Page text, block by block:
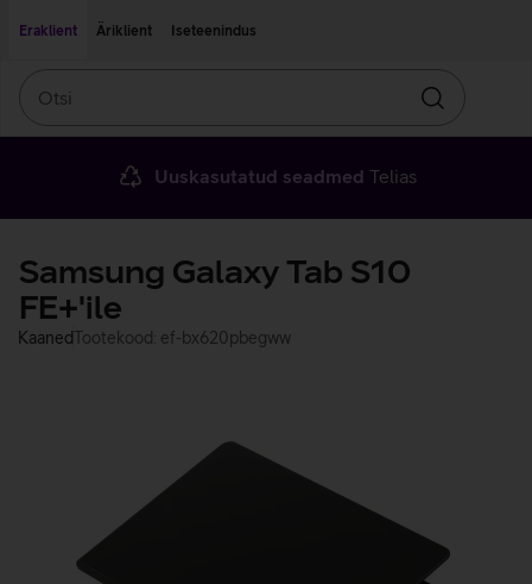
Eraklient
Äriklient Iseteenindus
Otsin
Uuskasutatud seadmed Telias
Samsung Galaxy Tab S10
FE+'ile
KaanedTootekood: ef-bx620pbegww